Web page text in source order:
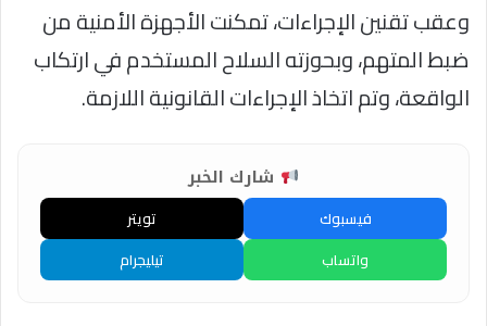
وعقب تقنين الإجراءات، تمكنت الأجهزة الأمنية من
ضبط المتهم، وبحوزته السلاح المستخدم في ارتكاب
الواقعة، وتم اتخاذ الإجراءات القانونية اللازمة.
شارك الخبر
فيسبوك
تويتر
واتساب
تيليجرام